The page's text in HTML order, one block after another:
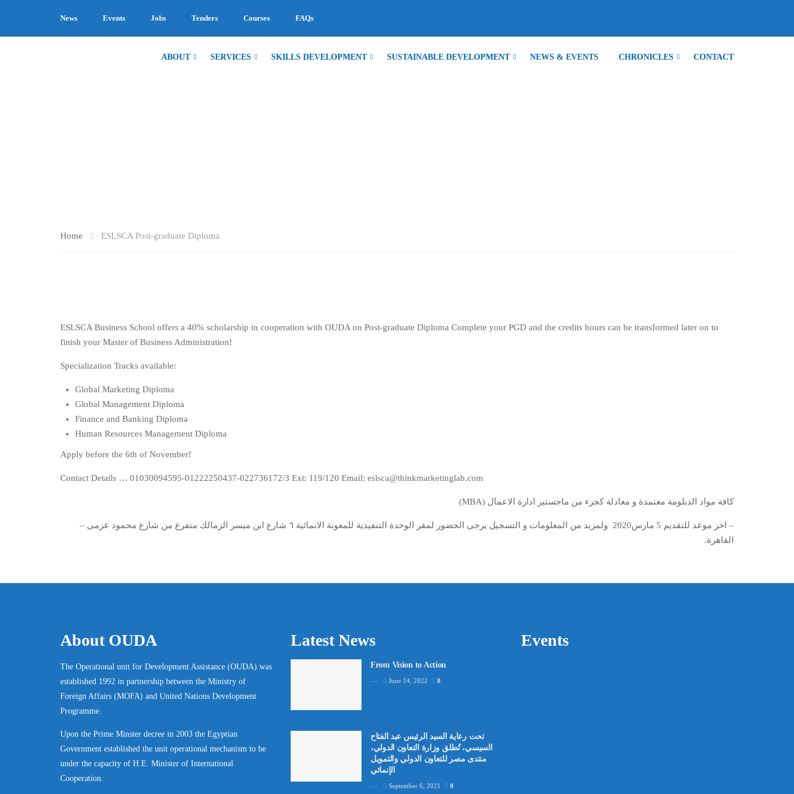
News Events Jobs Tenders Courses FAQs
ABOUT SERVICES SKILLS DEVELOPMENT SUSTAINABLE DEVELOPMENT NEWS & EVENTS CHRONICLES CONTACT
Home ESLSCA Post-graduate Diploma
ESLSCA Business School offers a 40% scholarship in cooperation with OUDA on Post-graduate Diploma Complete your PGD and the credits hours can be transformed later on to
finish your Master of Business Administration!
Specialization Tracks available:
Global Marketing Diploma
Global Management Diploma
Finance and Banking Diploma
Human Resources Management Diploma
Apply before the 6th of November!
Contact Details … 01030094595-01222250437-022736172/3 Ext: 119/120 Email: eslsca@thinkmarketinglab.com
كافة مواد الدبلومة معتمدة و معادلة كجزء من ماجستير ادارة الاعمال (MBA)
– اخر موعد للتقديم 5 مارس2020 ولمزيد من المعلومات و التسجيل يرجى الحضور لمقر الوحدة التنفيذية للمعونة الانمائية ٦ شارع ابن ميسر الزمالك متفرع من شارع محمود عزمى –
القاهرة.
About OUDA
The Operational unit for Development Assistance (OUDA) was
established 1992 in partnership between the Ministry of
Foreign Affairs (MOFA) and United Nations Development
Programme.
Upon the Prime Minster decree in 2003 the Egyptian
Government established the unit operational mechanism to be
under the capacity of H.E. Minister of International
Cooperation.
Latest News
From Vision to Action
June 14, 2022 0
تحت رعاية السيد الرئيس عبد الفتاح
السيسي، تُطلق وزارة التعاون الدولي،
منتدى مصر للتعاون الدولي والتمويل
الإنمائي
September 6, 2021 0
Events